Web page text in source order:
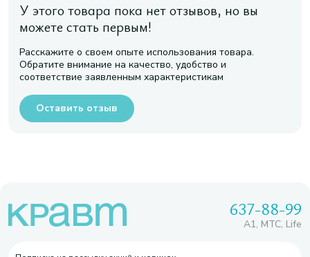
У этого товара пока нет отзывов, но вы
можете стать первым!
Расскажите о своем опыте использования товара.
Обратите внимание на качество, удобство и
соответствие заявленным характеристикам
Оставить отзыв
637-88-99
A1, МТС, Life